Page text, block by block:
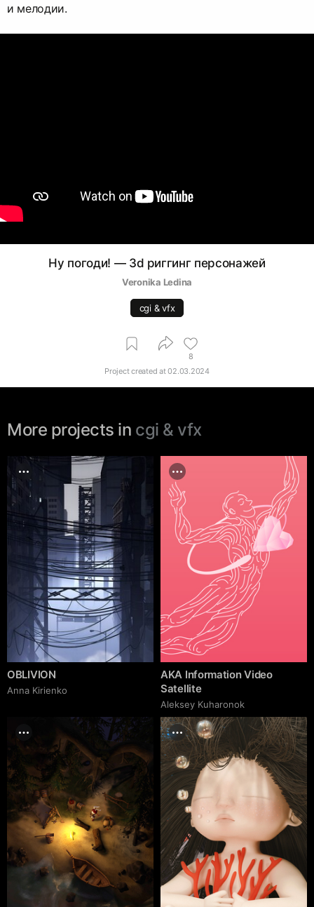
и мелодии.
Ну погоди! — 3d риггинг персонажей
Veronika Ledina
cgi & vfx
8
Project created at02.03.2024
More projects in cgi & vfx
OBLIVION
Anna Kirienko
AKA Information Video
Satellite
Aleksey Kuharonok